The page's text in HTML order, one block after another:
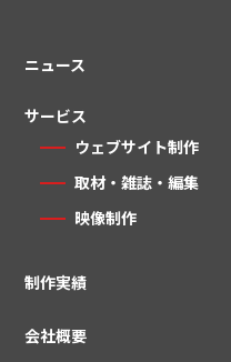
ニュース
サービス
ウェブサイト制作
取材・雑誌・編集
映像制作
制作実績
会社概要